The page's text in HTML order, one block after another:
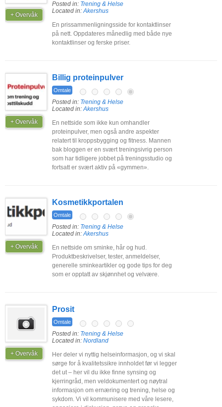
+ Overvåk
Posted in: Trening & Helse
Located in:Akershus
En prissammenligningsside for kontaktlinser
på nett. Oppdateres månedlig med både nye
kontaktlinser og ferske priser.
+ Overvåk
Billig proteinpulver
Omtale
Posted in: Trening & Helse
Located in:Akershus
En nettside som ikke kun omhandler
proteinpulver, men også andre aspekter
relatert til kroppsbygging og fitness. Mannen
bak bloggen er en svært treningsivrig person
som har tidligere jobbet på treningsstudio og
fortsatt er svært aktiv på «gymmen».
+ Overvåk
Kosmetikkportalen
Omtale
Posted in: Trening & Helse
Located in:Akershus
En nettside om sminke, hår og hud.
Produktbeskrivelser, tester, anmeldelser,
generelle sminkeartikler og gode tips for deg
som er opptatt av skjønnhet og velvære.
+ Overvåk
Prosit
Omtale
Posted in: Trening & Helse
Located in: Nordland
Her deler vi nyttig helseinformasjon, og vi skal
sørge for å kvalitetssikre innholdet før vi legger
det ut – her vil du ikke finne synsing og
kjerringråd, men veldokumentert og nøytral
informasjon om ernæring og trening, helse og
sykdom. Vi vil kommunisere med våre lesere,